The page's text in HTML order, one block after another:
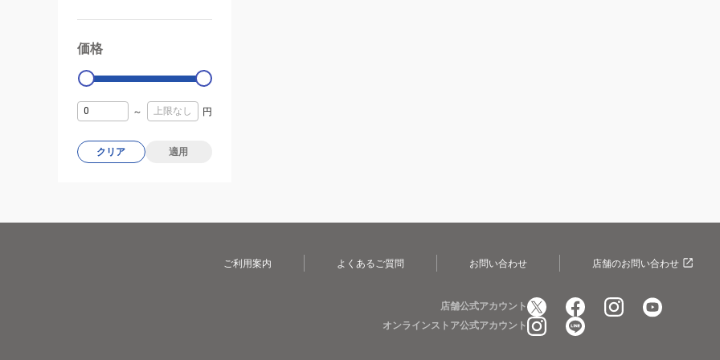
価格
0
～ 円
クリア 適用
ご利用案内 よくあるご質問 お問い合わせ 店舗のお問い合わせ
店舗公式アカウント
オンラインストア公式アカウント